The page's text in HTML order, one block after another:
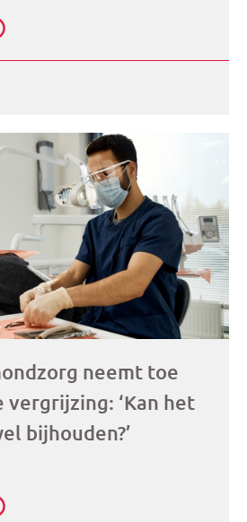
neemt toe
vergrijzing: ‘Kan het
bijhouden?’